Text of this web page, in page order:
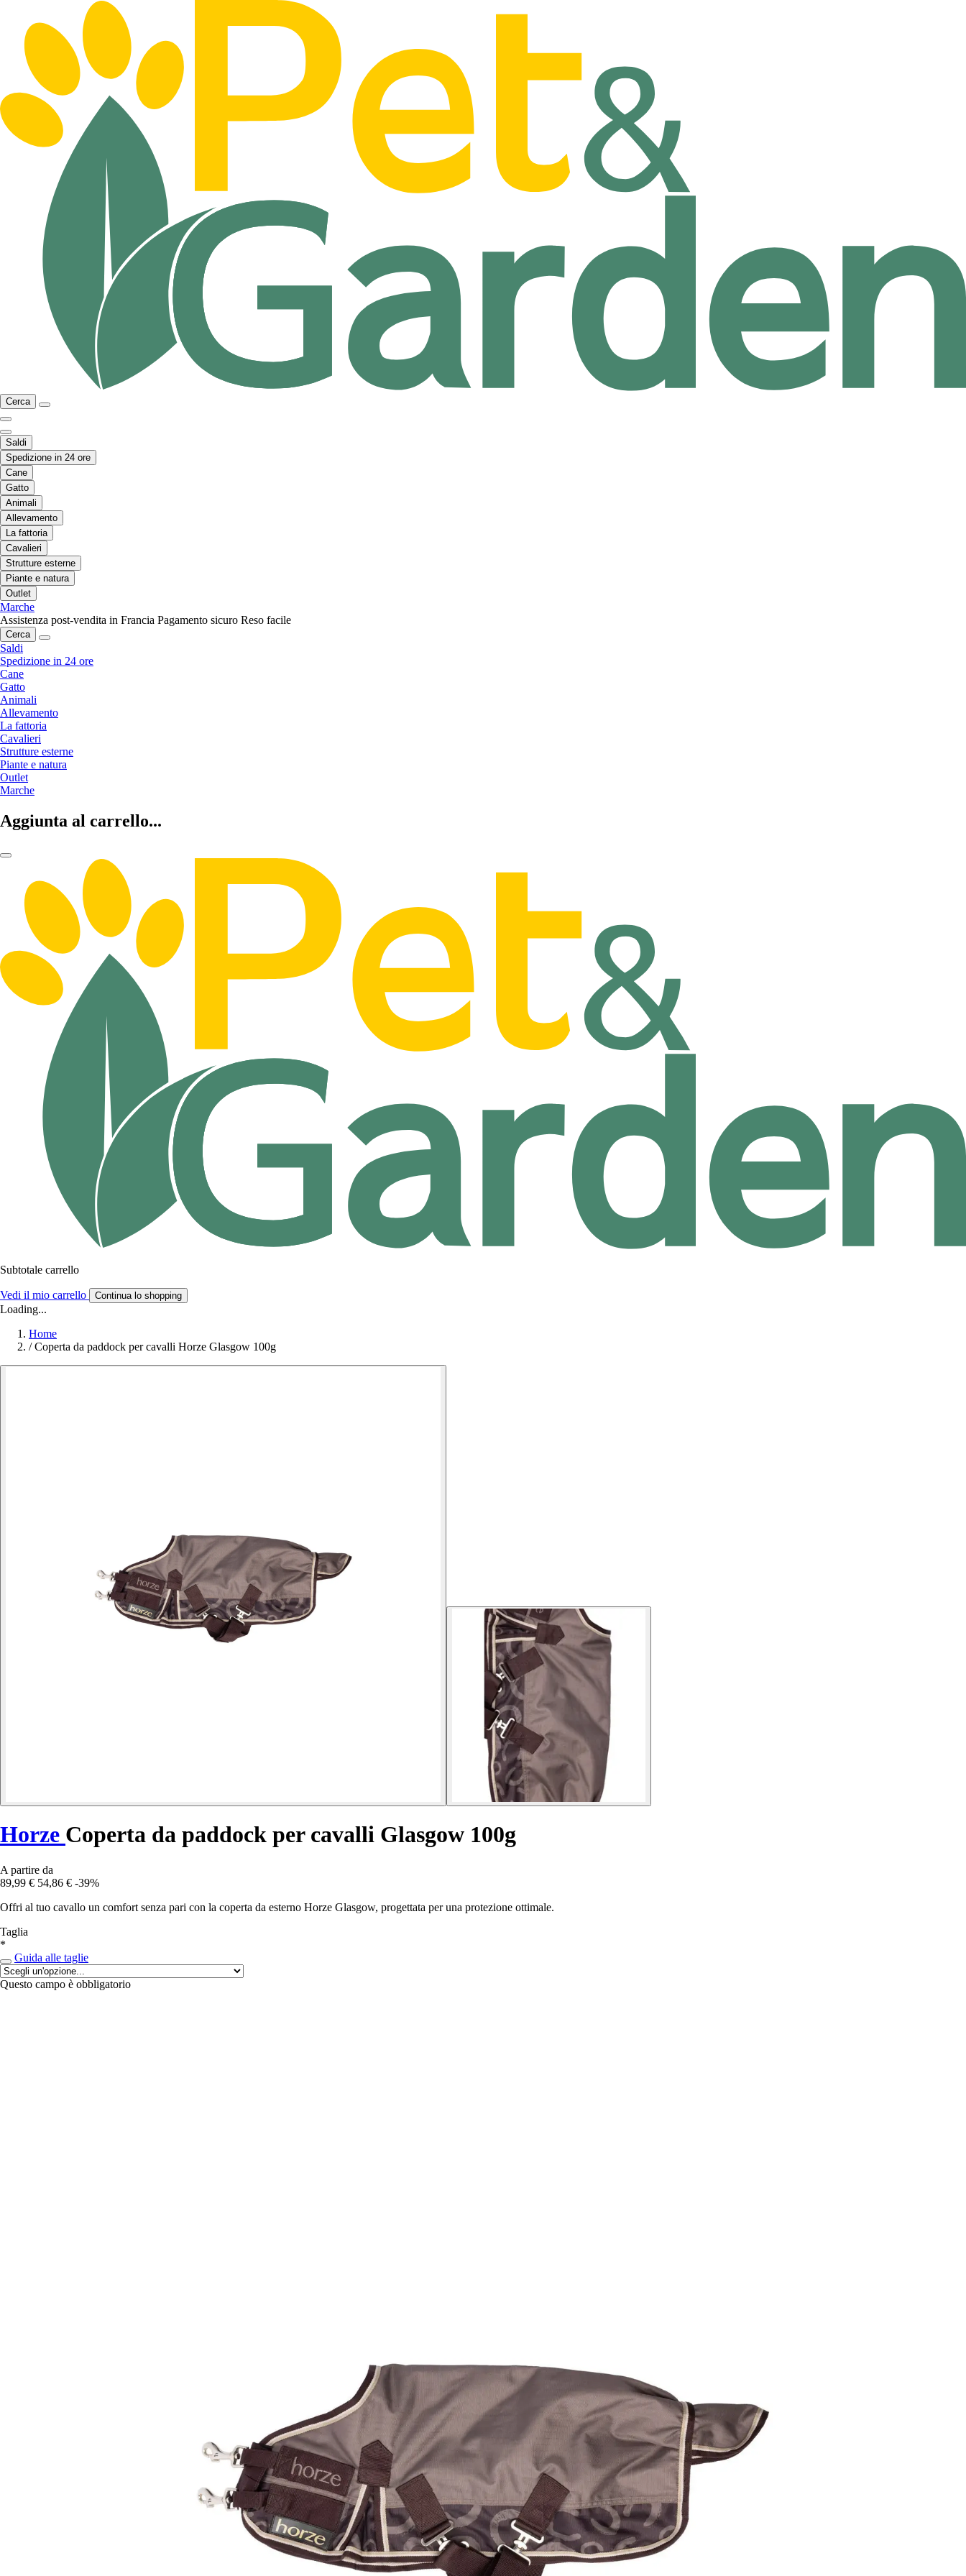
Cerca
Saldi
Spedizione in 24 ore
Cane
Gatto
Animali
Allevamento
La fattoria
Cavalieri
Strutture esterne
Piante e natura
Outlet
Marche
Assistenza post-vendita in Francia Pagamento sicuro Reso facile
Cerca
Saldi
Spedizione in 24 ore
Cane
Gatto
Animali
Allevamento
La fattoria
Cavalieri
Strutture esterne
Piante e natura
Outlet
Marche
Aggiunta al carrello...
Subtotale carrello
Vedi il mio carrello Continua lo shopping
Loading...
Home
/ Coperta da paddock per cavalli Horze Glasgow 100g
Horze Coperta da paddock per cavalli Glasgow 100g
A partire da
89,99 € 54,86 € -39%
Offri al tuo cavallo un comfort senza pari con la coperta da esterno Horze Glasgow, progettata per una protezione ottimale.
Taglia
*
Guida alle taglie
Questo campo è obbligatorio